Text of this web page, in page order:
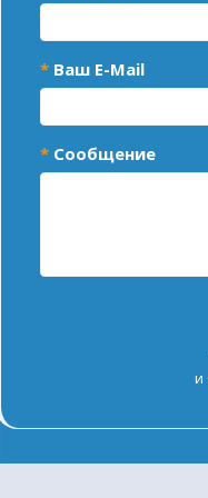
Ваш E-Mail
Сообщение
и